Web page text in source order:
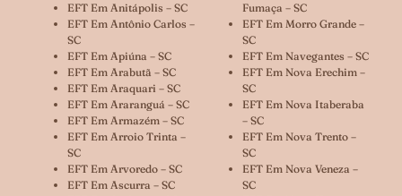
EFT Em Anitápolis – SC
EFT Em Antônio Carlos –
SC
EFT Em Apiúna – SC
EFT Em Arabutã – SC
EFT Em Araquari – SC
EFT Em Araranguá – SC
EFT Em Armazém – SC
EFT Em Arroio Trinta –
SC
EFT Em Arvoredo – SC
EFT Em Ascurra – SC
Fumaça – SC
EFT Em Morro Grande –
SC
EFT Em Navegantes – SC
EFT Em Nova Erechim –
SC
EFT Em Nova Itaberaba
– SC
EFT Em Nova Trento –
SC
EFT Em Nova Veneza –
SC